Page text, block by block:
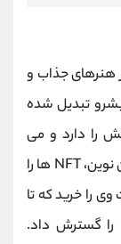
هنرهای جذاب و
تبدیل شده
را دارد و می
خواهد با تعداد زیادی از ورزشکاران و هنرمندان نوین، NFT ها را
سال ۲۰۱۹ نیفتی گیت وی را خرید که تا
را گسترش داد.